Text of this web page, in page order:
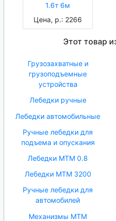
1.6т 6м
Цена, р.: 2266
Этот товар
Грузозахватные и
грузоподъемные
устройства
Лебедки ручные
Лебедки автомобильные
Ручные лебедки для
подъема и опускания
Лебедки МТМ 0.8
Лебедки МТМ 3200
Ручные лебедки для
автомобилей
Механизмы МТМ